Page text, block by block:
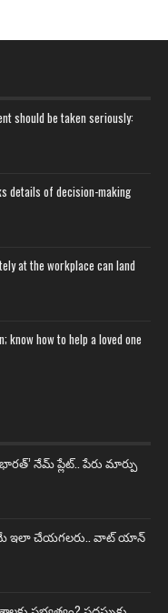
should be taken seriously:
details of decision-making
at the workplace can land
know how to help a loved one
నేమ్ ప్లేట్‌.. పేరు మార్పు
ఇలా చేయగలరు.. వాట్ యాన్